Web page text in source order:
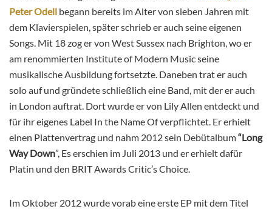
Peter Odell begann bereits im Alter von sieben Jahren mit
dem Klavierspielen, später schrieb er auch seine eigenen
Songs. Mit 18 zog er von West Sussex nach Brighton, wo er
am renommierten Institute of Modern Music seine
musikalische Ausbildung fortsetzte. Daneben trat er auch
solo auf und gründete schließlich eine Band, mit der er auch
in London auftrat. Dort wurde er von Lily Allen entdeckt und
für ihr eigenes Label In the Name Of verpflichtet. Er erhielt
einen Plattenvertrag und nahm 2012 sein Debütalbum“Long
Way Down”, Es erschien im Juli 2013 und er erhielt dafür
Platin und den BRIT Awards Critic’s Choice.
Im Oktober 2012 wurde vorab eine erste EP mit dem Titel